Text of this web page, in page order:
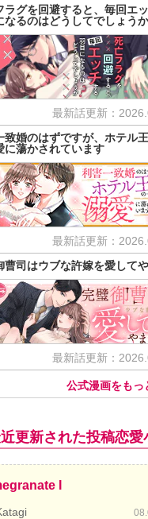
ラグを回避すると、毎回エ
なるのはどうしてでしょう
最新話更新：
致婚のはずですが、ホテル
に蕩かされています
最新話更新：
曹司はウブな許嫁を愛して
最新話更新：
公式漫画をもっ
更新された投稿恋愛
I